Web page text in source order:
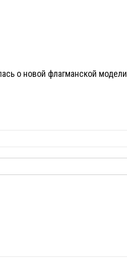
о новой флагманской модели